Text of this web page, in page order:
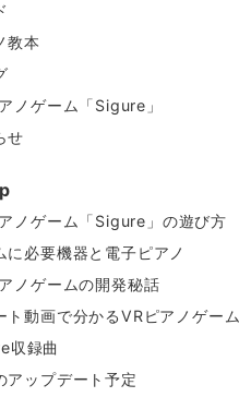
教本
ノゲーム「Sigure」
せ
ノゲーム「Sigure」の遊び方
に必要機器と電子ピアノ
ノゲームの開発秘話
ト動画で分かるVRピアノゲーム
収録曲
アップデート予定